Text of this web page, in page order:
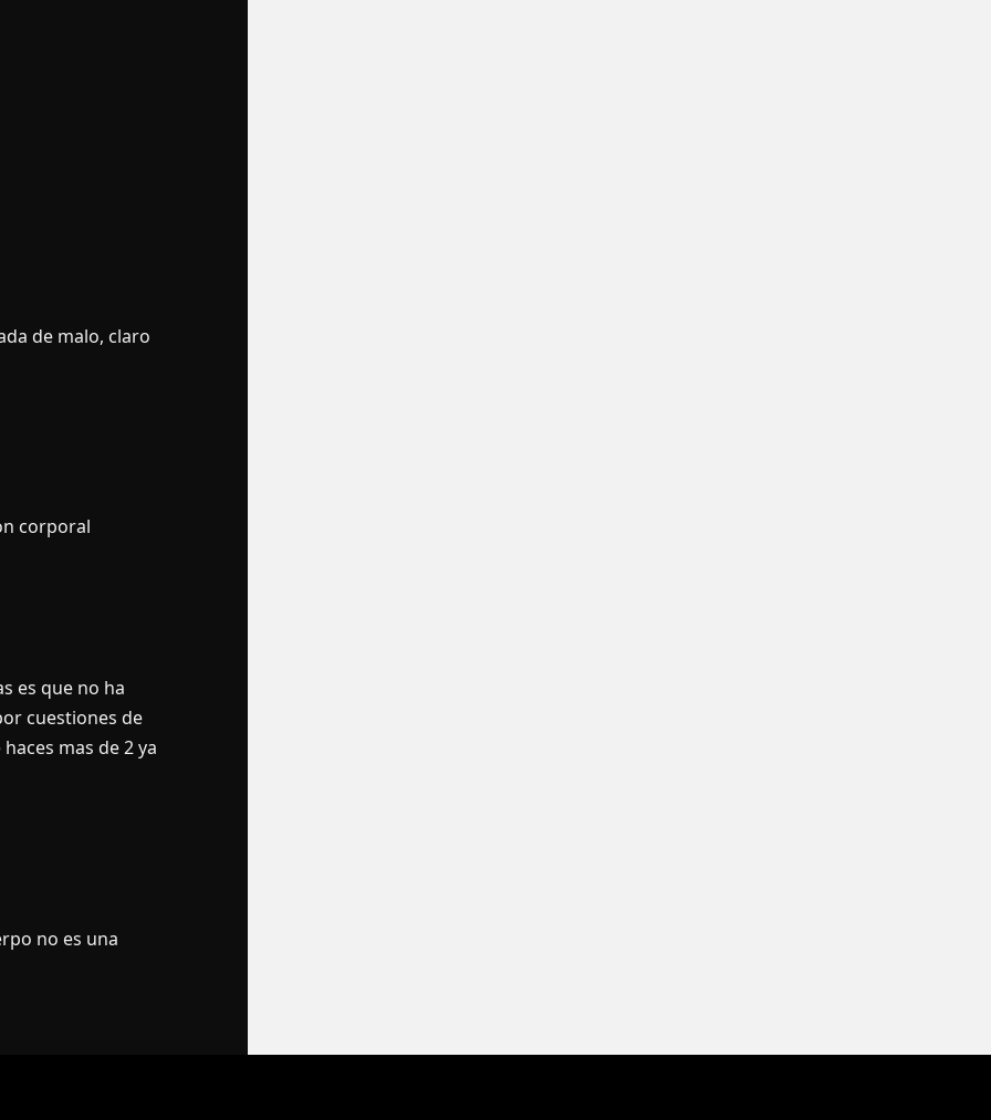
de malo, claro
corporal
es que no ha
cuestiones de
mas de 2 ya
no es una